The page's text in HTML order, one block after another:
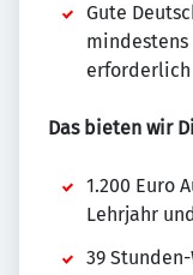
Gute
mindestens
erforderlich
Das bieten wir
1.200 Euro
Lehrjahr
39